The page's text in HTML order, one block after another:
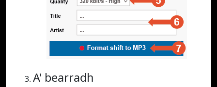
A' bearradh